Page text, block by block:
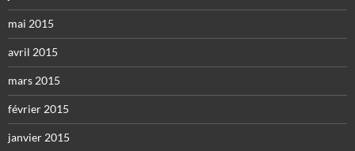
mai 2015
avril 2015
mars 2015
février 2015
janvier 2015